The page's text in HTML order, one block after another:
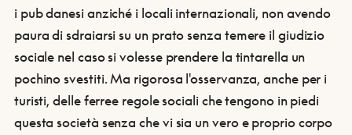
i pub danesi anziché i locali internazionali, non avendo
paura di sdraiarsi su un prato senza temere il giudizio
sociale nel caso si volesse prendere la tintarella un
pochino svestiti. Ma rigorosa l'osservanza, anche per i
turisti, delle ferree regole sociali che tengono in piedi
questa società senza che vi sia un vero e proprio corpo